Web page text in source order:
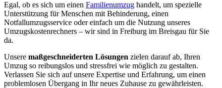
Egal, ob es sich um einen Familienumzug handelt, um spezielle
Unterstützung für Menschen mit Behinderung, einen
Notfallumzugsservice oder einfach um die Nutzung unseres
Umzugskostenrechners – wir sind in Freiburg im Breisgau für Sie
da.
Unsere maßgeschneiderten Lösungen zielen darauf ab, Ihren
Umzug so reibungslos und stressfrei wie möglich zu gestalten.
Verlassen Sie sich auf unsere Expertise und Erfahrung, um einen
problemlosen Übergang in Ihr neues Zuhause zu gewährleisten.